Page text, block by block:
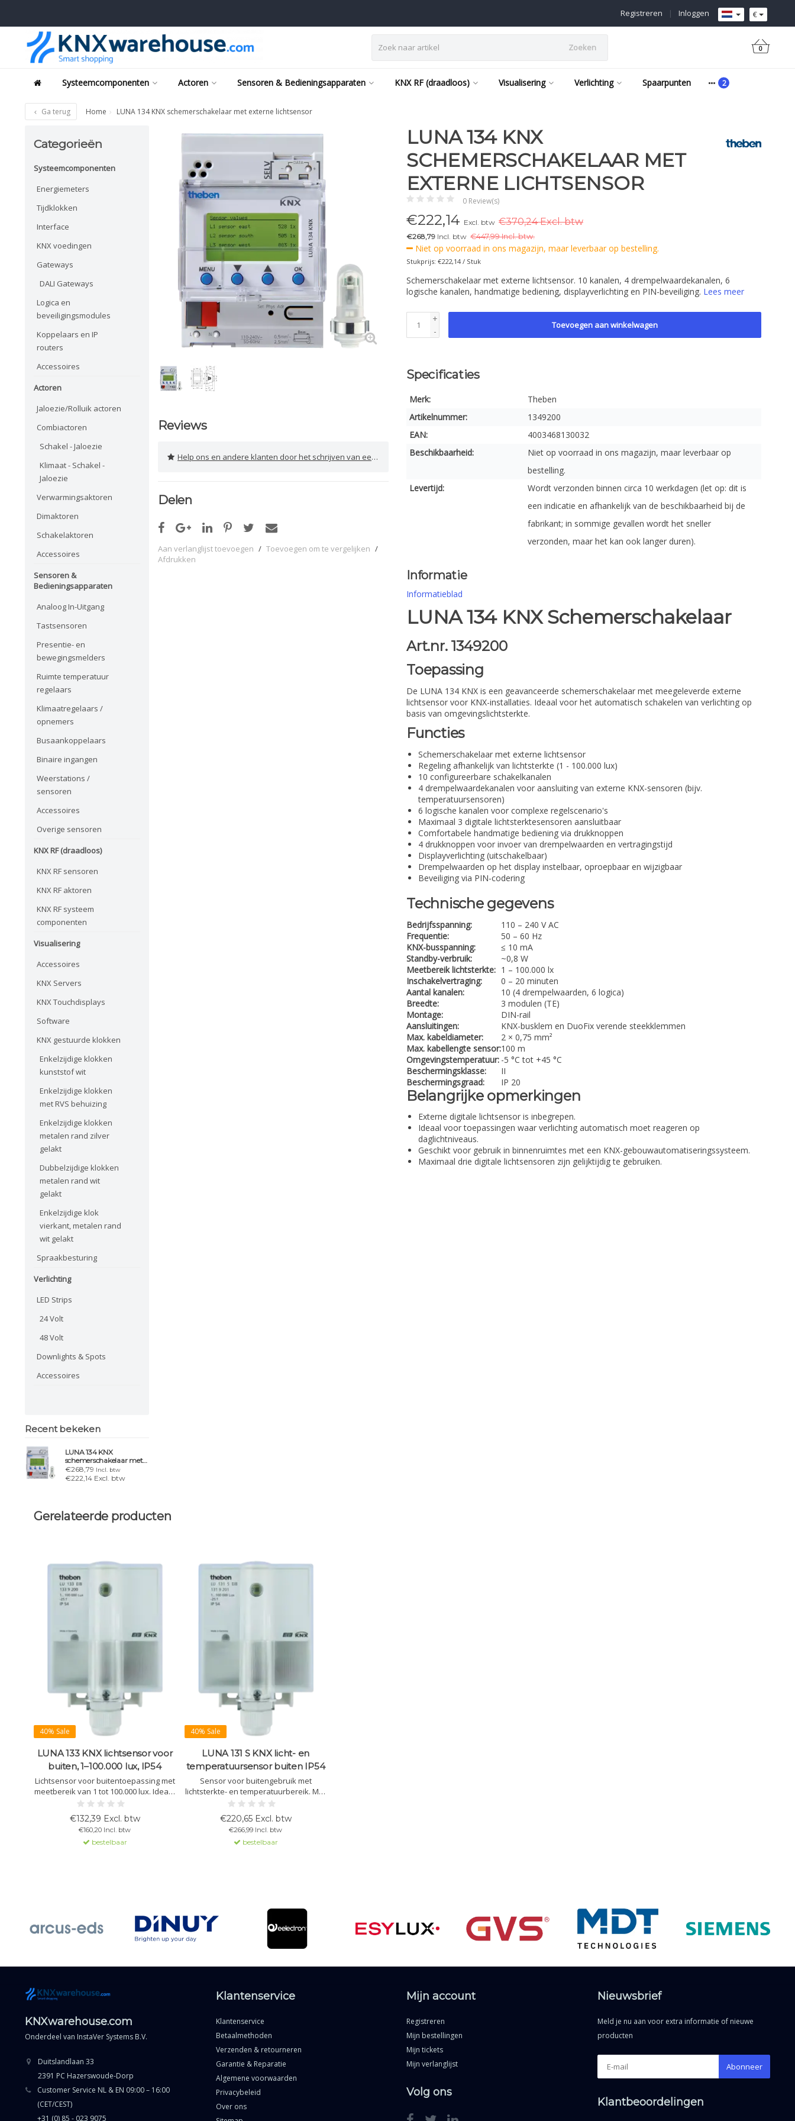
€
Inloggen
|
Registreren
Zoeken 0
Systeemcomponenten Actoren Sensoren & Bedieningsapparaten KNX RF (draadloos) Visualisering Verlichting Spaarpunten
Ga terug Home LUNA 134 KNX schemerschakelaar met externe lichtsensor
Categorieën
Systeemcomponenten
Energiemeters
Tijdklokken
Interface
KNX voedingen
Gateways
DALI Gateways
Logica en
beveiligingsmodules
Koppelaars en IP
routers
Accessoires
Actoren
Jaloezie/Rolluik actoren
Combiactoren
Schakel - Jaloezie
Klimaat - Schakel -
Jaloezie
Verwarmingsaktoren
Dimaktoren
Schakelaktoren
Accessoires
Sensoren &
Bedieningsapparaten
Analoog In-Uitgang
Tastsensoren
Presentie- en
bewegingsmelders
Ruimte temperatuur
regelaars
Klimaatregelaars /
opnemers
Busaankoppelaars
Binaire ingangen
Weerstations /
sensoren
Accessoires
Overige sensoren
KNX RF (draadloos)
KNX RF sensoren
KNX RF aktoren
KNX RF systeem
componenten
Visualisering
Accessoires
KNX Servers
KNX Touchdisplays
Software
KNX gestuurde klokken
Enkelzijdige klokken
kunststof wit
Enkelzijdige klokken
met RVS behuizing
Enkelzijdige klokken
metalen rand zilver
gelakt
Dubbelzijdige klokken
metalen rand wit
gelakt
Enkelzijdige klok
vierkant, metalen rand
wit gelakt
Spraakbesturing
Verlichting
LED Strips
24 Volt
48 Volt
Downlights & Spots
Accessoires
Recent bekeken
LUNA 134 KNX
schemerschakelaar met
externe lichtsensor
€268,79 Incl. btw
€222,14 Excl. btw
Reviews
Help ons en andere klanten door het schrijven van een review
Delen
Aan verlanglijst toevoegen / Toevoegen om te vergelijken /
Afdrukken
LUNA 134 KNX
SCHEMERSCHAKELAAR MET
EXTERNE LICHTSENSOR
0 Review(s)
€222,14 Excl. btw €370,24 Excl. btw
€268,79 Incl. btw €447,99 Incl. btw.
Niet op voorraad in ons magazijn, maar leverbaar op bestelling.
Stukprijs: €222,14 / Stuk
Schemerschakelaar met externe lichtsensor. 10 kanalen, 4 drempelwaardekanalen, 6
logische kanalen, handmatige bediening, displayverlichting en PIN-beveiliging. Lees meer
+
-
Toevoegen aan winkelwagen
Specificaties
Merk:
Theben
Artikelnummer:
1349200
EAN:
4003468130032
Beschikbaarheid:
Niet op voorraad in ons magazijn, maar leverbaar op
bestelling.
Levertijd:
Wordt verzonden binnen circa 10 werkdagen (let op: dit is
een indicatie en afhankelijk van de beschikbaarheid bij de
fabrikant; in sommige gevallen wordt het sneller
verzonden, maar het kan ook langer duren).
Informatie
Informatieblad
LUNA 134 KNX Schemerschakelaar
Art.nr. 1349200
Toepassing
De LUNA 134 KNX is een geavanceerde schemerschakelaar met meegeleverde externe
lichtsensor voor KNX-installaties. Ideaal voor het automatisch schakelen van verlichting op
basis van omgevingslichtsterkte.
Functies
Schemerschakelaar met externe lichtsensor
Regeling afhankelijk van lichtsterkte (1 - 100.000 lux)
10 configureerbare schakelkanalen
4 drempelwaardekanalen voor aansluiting van externe KNX-sensoren (bijv.
temperatuursensoren)
6 logische kanalen voor complexe regelscenario's
Maximaal 3 digitale lichtsterktesensoren aansluitbaar
Comfortabele handmatige bediening via drukknoppen
4 drukknoppen voor invoer van drempelwaarden en vertragingstijd
Displayverlichting (uitschakelbaar)
Drempelwaarden op het display instelbaar, oproepbaar en wijzigbaar
Beveiliging via PIN-codering
Technische gegevens
Bedrijfsspanning:
110 – 240 V AC
Frequentie:
50 – 60 Hz
KNX-busspanning:
≤ 10 mA
Standby-verbruik:
~0,8 W
Meetbereik lichtsterkte: 1 – 100.000 lx
Inschakelvertraging:
0 – 20 minuten
Aantal kanalen:
10 (4 drempelwaarden, 6 logica)
Breedte:
3 modulen (TE)
Montage:
DIN-rail
Aansluitingen:
KNX-busklem en DuoFix verende steekklemmen
Max. kabeldiameter:
2 × 0,75 mm²
Max. kabellengte sensor:100 m
Omgevingstemperatuur: -5 °C tot +45 °C
Beschermingsklasse:
II
Beschermingsgraad:
IP 20
Belangrijke opmerkingen
Externe digitale lichtsensor is inbegrepen.
Ideaal voor toepassingen waar verlichting automatisch moet reageren op
daglichtniveaus.
Geschikt voor gebruik in binnenruimtes met een KNX-gebouwautomatiseringssysteem.
Maximaal drie digitale lichtsensoren zijn gelijktijdig te gebruiken.
Gerelateerde producten
40% Sale
LUNA 133 KNX lichtsensor voor
buiten, 1–100.000 lux, IP54
Lichtsensor voor buitentoepassing met
meetbereik van 1 tot 100.000 lux. Ideaal
voor lichtafhankelijke regeling en
combineerbaar met het Theben-
weerstation.
€132,39 Excl. btw
€160,20 Incl. btw
bestelbaar
40% Sale
LUNA 131 S KNX licht- en
temperatuursensor buiten IP54
Sensor voor buitengebruik met
lichtsterkte- en temperatuurbereik. Met
5 vrij instelbare kanalen voor
zonwering, licht- en
temperatuurafhankelijke aansturing.
€220,65 Excl. btw
€266,99 Incl. btw
bestelbaar
KNXwarehouse.com
Onderdeel van InstaVer Systems B.V.
Duitslandlaan 33
2391 PC Hazerswoude-Dorp
Customer Service NL & EN 09:00 – 16:00
(CET/CEST)
+31 (0) 85 - 023 9075
Klantenservice
Klantenservice
Betaalmethoden
Verzenden & retourneren
Garantie & Reparatie
Algemene voorwaarden
Privacybeleid
Over ons
Mijn account
Registreren
Mijn bestellingen
Mijn tickets
Mijn verlanglijst
Volg ons
Nieuwsbrief
Meld je nu aan voor extra informatie of nieuwe
producten
Abonneer
Klantbeoordelingen